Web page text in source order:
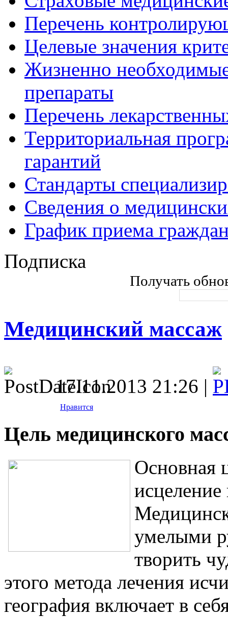
Перечень
Целевые значения
Жизненно
препараты
Перечень
Территориальная
гарантий
Стандарты
Сведения о
График приема
Подписка
Получать
Медицинский массаж
17.11.2013 21:26 |
Нравится
Цель медицинского
Основная
исцеление
умелыми
творить
этого метода лечения
география включает в